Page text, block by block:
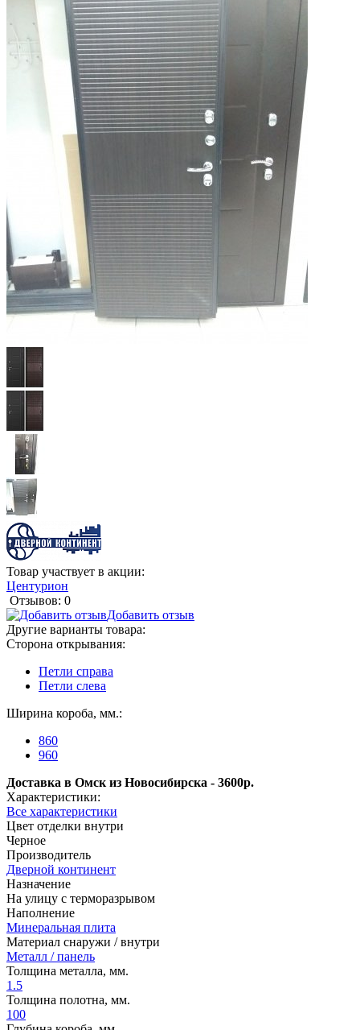
Товар участвует в акции:
Центурион
Отзывов: 0
Добавить отзыв
Другие варианты товара:
Сторона открывания:
Петли справа
Петли слева
Ширина короба, мм.:
860
960
Доставка в Омск из Новосибирска - 3600р.
Характеристики:
Все характеристики
Цвет отделки внутри
Черное
Производитель
Дверной континент
Назначение
На улицу с терморазрывом
Наполнение
Минеральная плита
Материал снаружи / внутри
Металл / панель
Толщина металла, мм.
1.5
Толщина полотна, мм.
100